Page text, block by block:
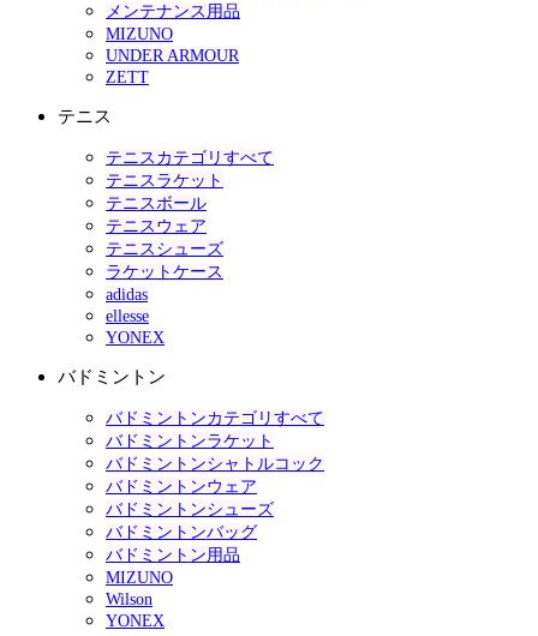
メンテナンス用品
MIZUNO
UNDER ARMOUR
ZETT
テニス
テニスカテゴリすべて
テニスラケット
テニスボール
テニスウェア
テニスシューズ
ラケットケース
adidas
ellesse
YONEX
バドミントン
バドミントンカテゴリすべて
バドミントンラケット
バドミントンシャトルコック
バドミントンウェア
バドミントンシューズ
バドミントンバッグ
バドミントン用品
MIZUNO
Wilson
YONEX